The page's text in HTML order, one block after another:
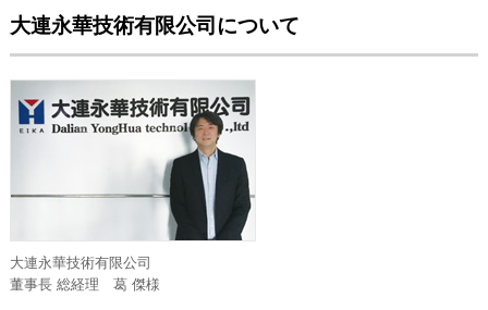
大連永華技術有限公司について
大連永華技術有限公司
董事長 総経理 葛 傑様